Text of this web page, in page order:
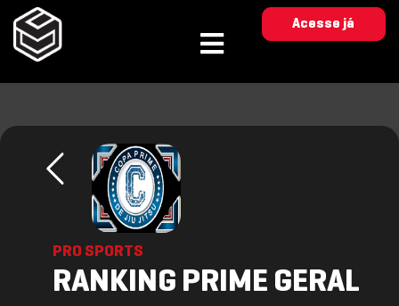
Acesse já
PRO SPORTS
RANKING PRIME GERAL